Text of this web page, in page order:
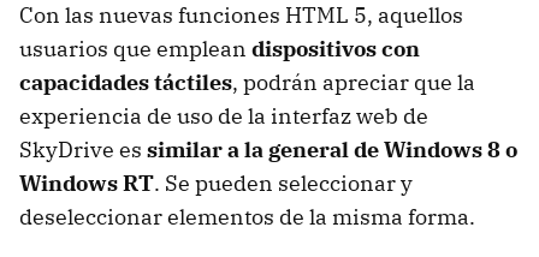
Con las nuevas funciones HTML 5, aquellos
usuarios que emplean dispositivos con
capacidades táctiles, podrán apreciar que la
experiencia de uso de la interfaz web de
SkyDrive es similar a la general de Windows 8 o
Windows RT. Se pueden seleccionar y
deseleccionar elementos de la misma forma.